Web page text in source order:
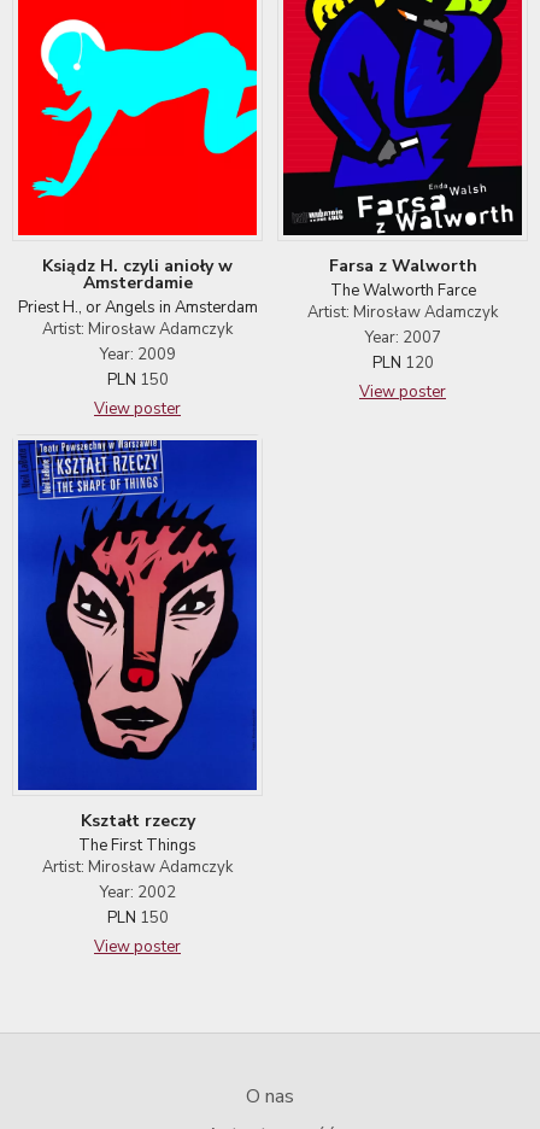
Ksiądz H. czyli anioły w
Amsterdamie
Priest H., or Angels in Amsterdam
Artist: Mirosław Adamczyk
Year: 2009
PLN 150
View poster
Farsa z Walworth
The Walworth Farce
Artist: Mirosław Adamczyk
Year: 2007
PLN 120
View poster
Kształt rzeczy
The First Things
Artist: Mirosław Adamczyk
Year: 2002
PLN 150
View poster
O nas